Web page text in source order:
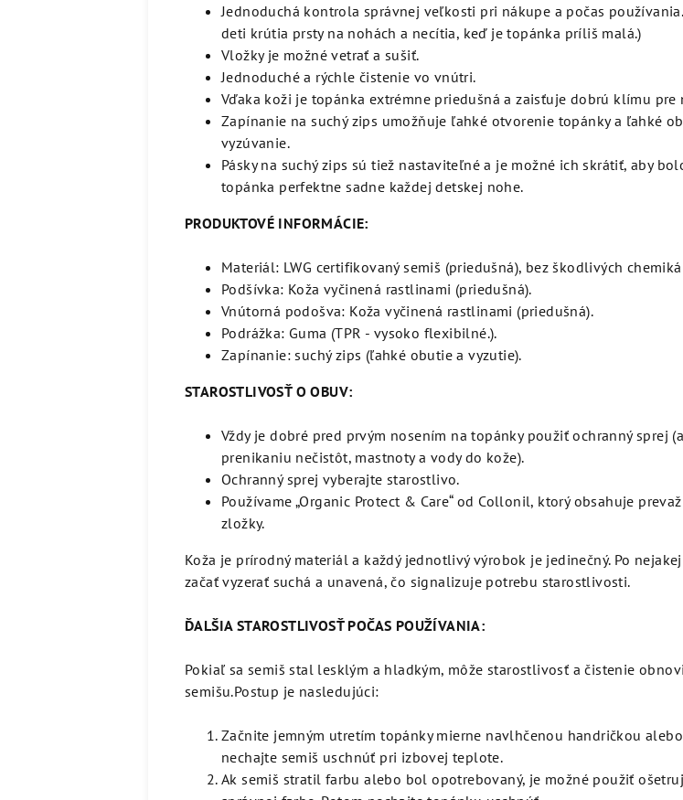
Jednoduchá kontrola správnej veľkosti pri nákupe a počas
deti krútia prsty na nohách a necítia, keď je topánka príliš malá.)
Vložky je možné vetrať a sušiť.
Jednoduché a rýchle čistenie vo vnútri.
Vďaka koži je topánka extrémne priedušná a zaisťuje dobrú klímu pre
Zapínanie na suchý zips umožňuje ľahké otvorenie topánky a ľahké
vyzúvanie.
Pásky na suchý zips sú tiež nastaviteľné a je možné ich skrátiť, aby
topánka perfektne sadne každej detskej nohe.
PRODUKTOVÉ INFORMÁCIE:
Materiál: LWG certifikovaný semiš (priedušná), bez škodlivých
Podšívka: Koža vyčinená rastlinami (priedušná).
Vnútorná podošva: Koža vyčinená rastlinami (priedušná).
Podrážka: Guma (TPR - vysoko flexibilné.).
Zapínanie: suchý zips (ľahké obutie a vyzutie).
STAROSTLIVOSŤ O OBUV:
Vždy je dobré pred prvým nosením na topánky použiť ochranný sprej
prenikaniu nečistôt, mastnoty a vody do kože).
Ochranný sprej vyberajte starostlivo.
Používame „Organic Protect & Care“ od Collonil, ktorý obsahuje
zložky.
Koža je prírodný materiál a každý jednotlivý výrobok je jedinečný. Po
začať vyzerať suchá a unavená, čo signalizuje potrebu starostlivosti.
ĎALŠIA STAROSTLIVOSŤ POČAS POUŽÍVANIA:
Pokiaľ sa semiš stal lesklým a hladkým, môže starostlivosť a čistenie
semišu.Postup je nasledujúci:
Začnite jemným utretím topánky mierne navlhčenou handričkou
nechajte semiš uschnúť pri izbovej teplote.
Ak semiš stratil farbu alebo bol opotrebovaný, je možné použiť